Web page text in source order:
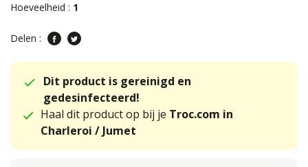
Hoeveelheid : 1
Delen :
Dit product is gereinigd en
gedesinfecteerd!
Haal dit product op bij je Troc.com in
Charleroi / Jumet